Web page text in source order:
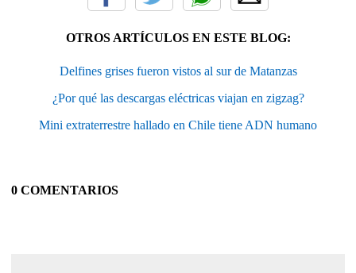
OTROS ARTÍCULOS EN ESTE BLOG:
Delfines grises fueron vistos al sur de Matanzas
¿Por qué las descargas eléctricas viajan en zigzag?
Mini extraterrestre hallado en Chile tiene ADN humano
0 COMENTARIOS